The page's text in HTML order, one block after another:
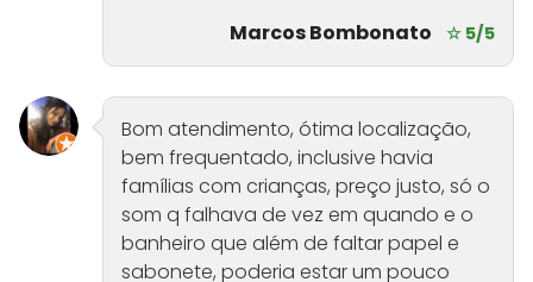
Marcos Bombonato
☆ 5/5
Bom atendimento, ótima localização,
bem frequentado, inclusive havia
famílias com crianças, preço justo, só o
som q falhava de vez em quando e o
banheiro que além de faltar papel e
sabonete, poderia estar um pouco